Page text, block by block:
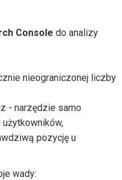
Console do analizy
nieograniczonej liczby
- narzędzie samo
pozycję u
wady: